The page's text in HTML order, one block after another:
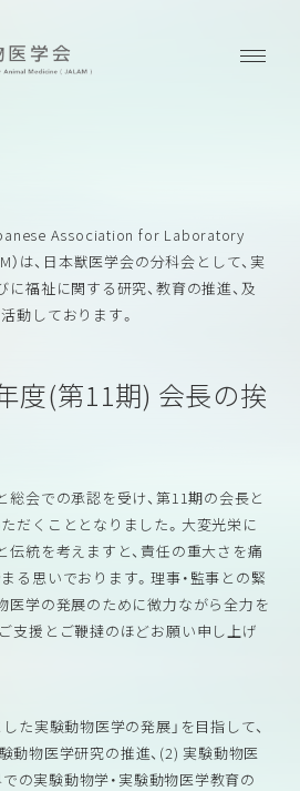
Association for Laboratory
は、日本獣医学会の分科会として、実
に福祉に関する研究、教育の推進、及
動しております。
度(第11期) 会長の挨
総会での承認を受け、第11期の会長と
だくこととなりました。大変光栄に
伝統を考えますと、責任の重大さを痛
る思いでおります。理事・監事との緊
医学の発展のために微力ながら全力を
支援とご鞭撻のほどお願い申し上げ
た実験動物医学の発展」を目指して、
動物医学研究の推進、(2) 実験動物医
の実験動物学・実験動物医学教育の